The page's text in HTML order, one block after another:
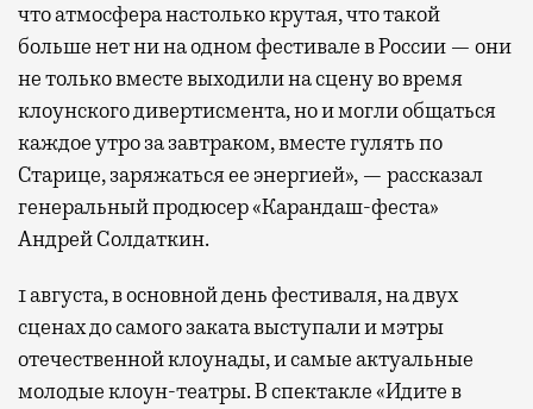
что атмосфера настолько крутая, что такой
больше нет ни на одном фестивале в России — они
не только вместе выходили на сцену во время
клоунского дивертисмента, но и могли общаться
каждое утро за завтраком, вместе гулять по
Старице, заряжаться ее энергией», — рассказал
генеральный продюсер «Карандаш-феста»
Андрей Солдаткин.
1 августа, в основной день фестиваля, на двух
сценах до самого заката выступали и мэтры
отечественной клоунады, и самые актуальные
молодые клоун-театры. В спектакле «Идите в